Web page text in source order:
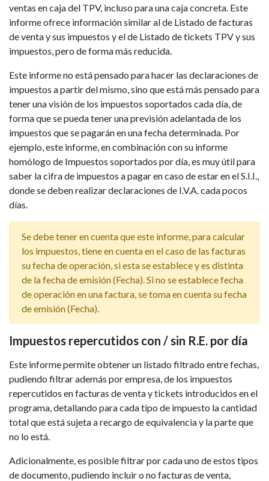
ventas en caja del TPV, incluso para una caja concreta. Este
informe ofrece información similar al de Listado de facturas
de venta y sus impuestos y el de Listado de tickets TPV y sus
impuestos, pero de forma más reducida.
Este informe no está pensado para hacer las declaraciones de
impuestos a partir del mismo, sino que está más pensado para
tener una visión de los impuestos soportados cada día, de
forma que se pueda tener una previsión adelantada de los
impuestos que se pagarán en una fecha determinada. Por
ejemplo, este informe, en combinación con su informe
homólogo de Impuestos soportados por día, es muy útil para
saber la cifra de impuestos a pagar en caso de estar en el S.I.I.,
donde se deben realizar declaraciones de I.V.A. cada pocos
días.
Se debe tener en cuenta que este informe, para calcular
los impuestos, tiene en cuenta en el caso de las facturas
su fecha de operación, si esta se establece y es distinta
de la fecha de emisión (Fecha). Si no se establece fecha
de operación en una factura, se toma en cuenta su fecha
de emisión (Fecha).
Impuestos repercutidos con / sin R.E. por día
Este informe permite obtener un listado filtrado entre fechas,
pudiendo filtrar además por empresa, de los impuestos
repercutidos en facturas de venta y tickets introducidos en el
programa, detallando para cada tipo de impuesto la cantidad
total que está sujeta a recargo de equivalencia y la parte que
no lo está.
Adicionalmente, es posible filtrar por cada uno de estos tipos
de documento, pudiendo incluir o no facturas de venta,